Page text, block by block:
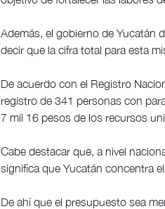
Además, el gobierno de Yucatán
decir que la cifra total para esta
De acuerdo con el Registro
registro de 341 personas con
7 mil 16 pesos de los recursos
Cabe destacar que, a nivel
significa que Yucatán concentra
De ahí que el presupuesto sea